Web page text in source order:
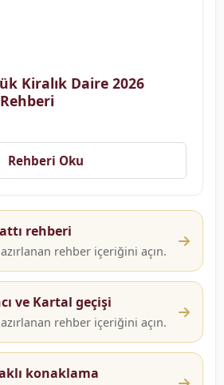
Kiralık Daire 2026
Rehberi Oku
rehberi
rehber içeriğini açın.
ve Kartal geçişi
rehber içeriğini açın.
konaklama